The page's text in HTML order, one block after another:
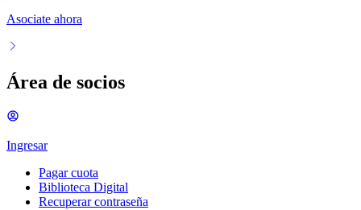
Asociate ahora
Área de socios
Ingresar
Pagar cuota
Biblioteca Digital
Recuperar contraseña